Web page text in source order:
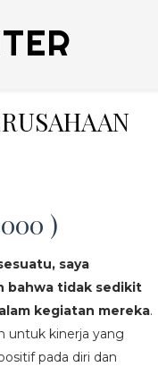
)
saya
bahwa tidak sedikit
kegiatan mereka.
untuk kinerja yang
pada diri dan